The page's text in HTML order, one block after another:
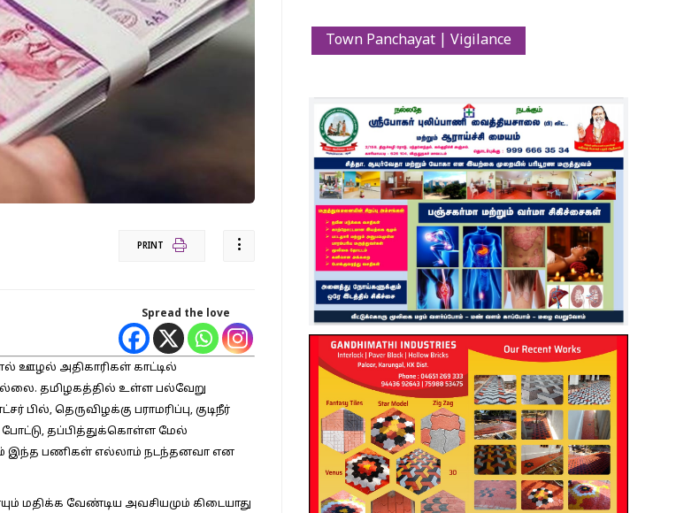
PRINT
Spread the love
ஊழல் அதிகாரிகள் காட்டில்
தமிழகத்தில் உள்ள பல்வேறு
தெருவிழக்கு பராமரிப்பு, குடிநீர்
போட்டு, தப்பித்துக்கொள்ள மேல்
இந்த பணிகள் எல்லாம் நடந்தனவா என
மதிக்க வேண்டிய அவசியமும் கிடையாது
Town Panchayat | Vigilance